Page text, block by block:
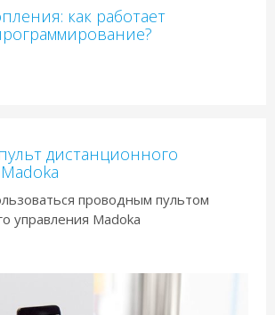
как работает
дистанционного
проводным пультом
управления Madoka